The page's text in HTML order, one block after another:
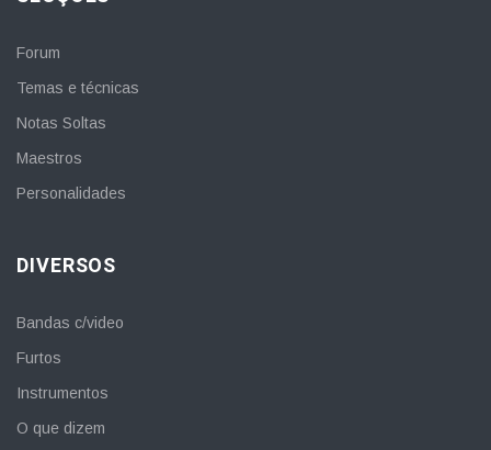
Forum
Temas e técnicas
Notas Soltas
Maestros
Personalidades
DIVERSOS
Bandas c/video
Furtos
Instrumentos
O que dizem